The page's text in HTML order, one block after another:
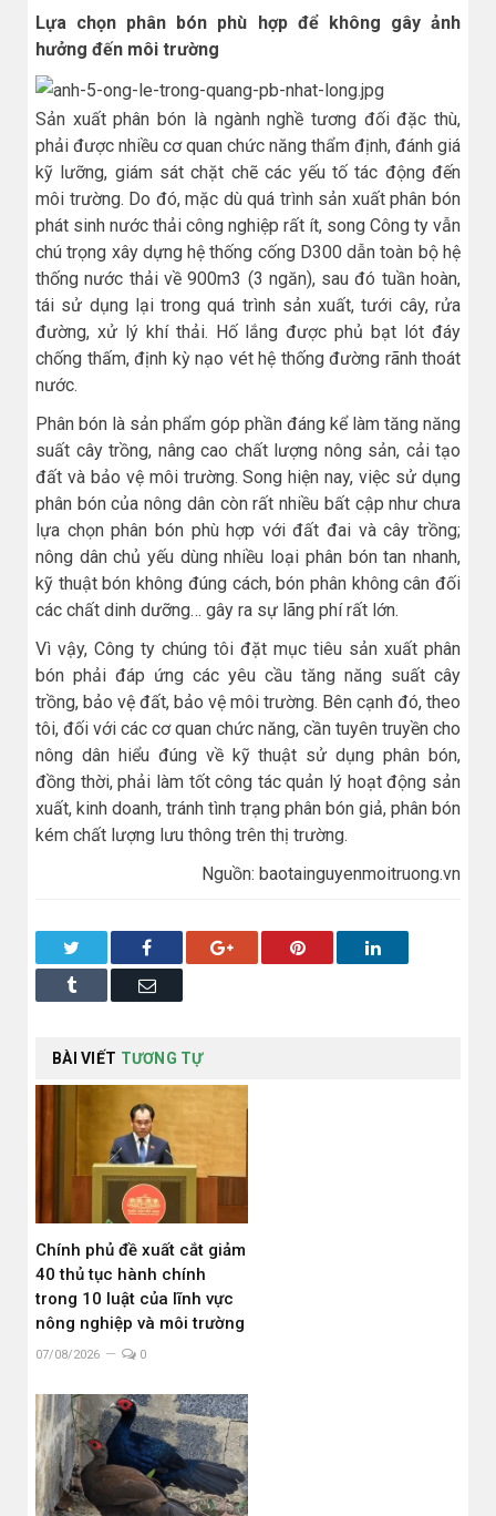
Lựa chọn phân bón phù hợp để không gây ảnh
hưởng đến môi trường
Sản xuất phân bón là ngành nghề tương đối đặc thù,
phải được nhiều cơ quan chức năng thẩm định, đánh giá
kỹ lưỡng, giám sát chặt chẽ các yếu tố tác động đến
môi trường. Do đó, mặc dù quá trình sản xuất phân bón
phát sinh nước thải công nghiệp rất ít, song Công ty vẫn
chú trọng xây dựng hệ thống cống D300 dẫn toàn bộ hệ
thống nước thải về 900m3 (3 ngăn), sau đó tuần hoàn,
tái sử dụng lại trong quá trình sản xuất, tưới cây, rửa
đường, xử lý khí thải. Hố lắng được phủ bạt lót đáy
chống thấm, định kỳ nạo vét hệ thống đường rãnh thoát
nước.
Phân bón là sản phẩm góp phần đáng kể làm tăng năng
suất cây trồng, nâng cao chất lượng nông sản, cải tạo
đất và bảo vệ môi trường. Song hiện nay, việc sử dụng
phân bón của nông dân còn rất nhiều bất cập như chưa
lựa chọn phân bón phù hợp với đất đai và cây trồng;
nông dân chủ yếu dùng nhiều loại phân bón tan nhanh,
kỹ thuật bón không đúng cách, bón phân không cân đối
các chất dinh dưỡng… gây ra sự lãng phí rất lớn.
Vì vậy, Công ty chúng tôi đặt mục tiêu sản xuất phân
bón phải đáp ứng các yêu cầu tăng năng suất cây
trồng, bảo vệ đất, bảo vệ môi trường. Bên cạnh đó, theo
tôi, đối với các cơ quan chức năng, cần tuyên truyền cho
nông dân hiểu đúng về kỹ thuật sử dụng phân bón,
đồng thời, phải làm tốt công tác quản lý hoạt động sản
xuất, kinh doanh, tránh tình trạng phân bón giả, phân bón
kém chất lượng lưu thông trên thị trường.
Nguồn: baotainguyenmoitruong.vn
Facebook Google+ Pinterest LinkedIn
Tumblr Email
BÀI VIẾT TƯƠNG TỰ
Chính phủ đề xuất cắt giảm
40 thủ tục hành chính
trong 10 luật của lĩnh vực
nông nghiệp và môi trường
07/08/2026 0